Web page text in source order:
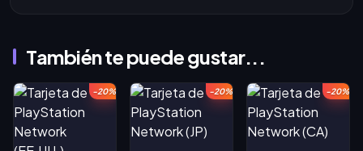
También te puede gustar...
-20% -20% -20%